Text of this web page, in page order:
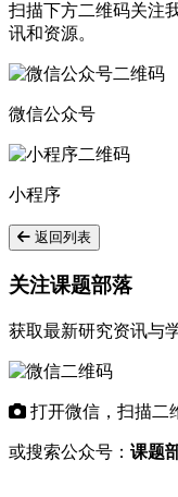
扫描下方二维码关注
讯和资源。
微信公众号
小程序
返回列表
关注课题部落
获取最新研究资讯与
打开微信，扫描二
或搜索公众号： 课题